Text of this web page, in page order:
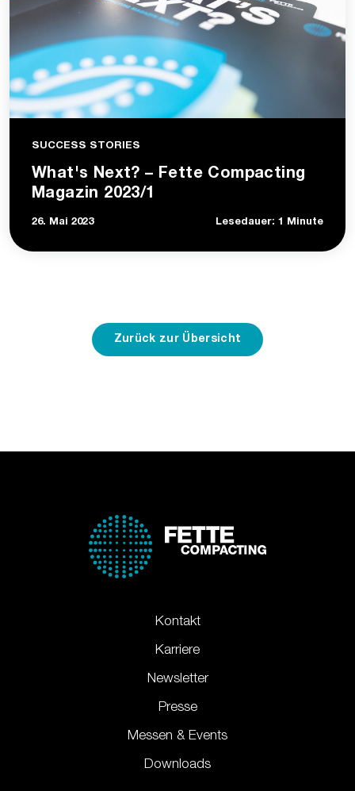
SUCCESS STORIES
What's Next? – Fette Compacting
Magazin 2023/1
26. Mai 2023 Lesedauer: 1 Minute
Zurück zur Übersicht
Kontakt
Karriere
Newsletter
Presse
Messen & Events
Downloads